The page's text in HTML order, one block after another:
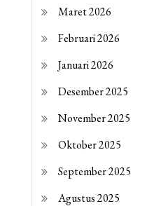
Maret 2026
Februari 2026
Januari 2026
Desember 2025
November 2025
Oktober 2025
September 2025
Agustus 2025